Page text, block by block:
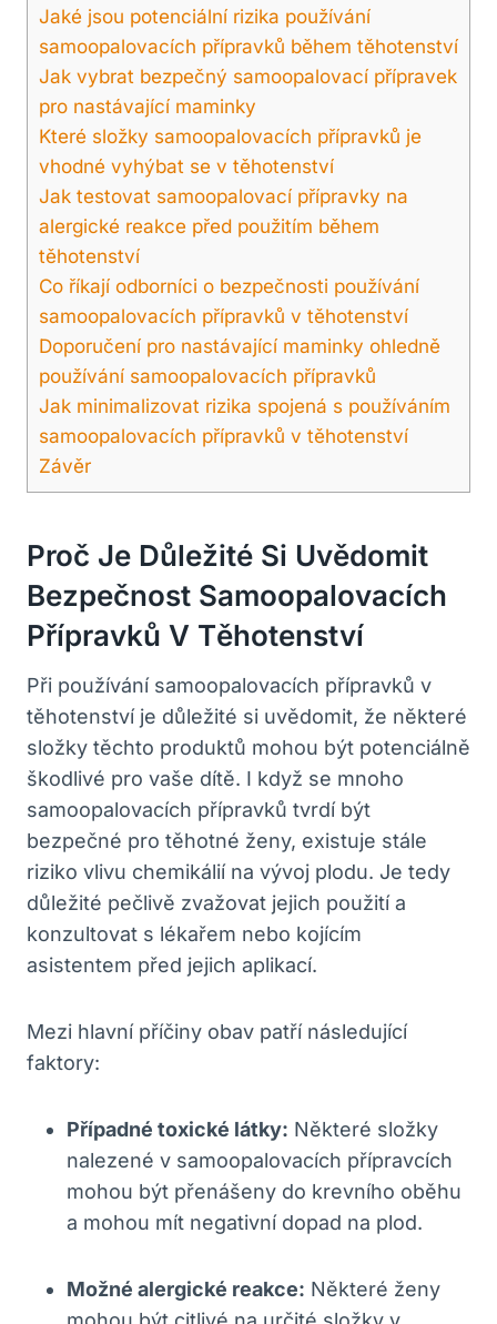
Jaké jsou potenciální rizika používání
samoopalovacích přípravků během těhotenství
Jak vybrat bezpečný samoopalovací přípravek
pro nastávající maminky
Které složky samoopalovacích přípravků je
vhodné vyhýbat se v těhotenství
Jak testovat samoopalovací přípravky na
alergické reakce před použitím během
těhotenství
Co říkají odborníci o bezpečnosti používání
samoopalovacích přípravků v těhotenství
Doporučení pro nastávající maminky ohledně
používání samoopalovacích přípravků
Jak minimalizovat rizika spojená s používáním
samoopalovacích přípravků v těhotenství
Závěr
Proč Je Důležité Si Uvědomit
Bezpečnost Samoopalovacích
Přípravků V Těhotenství
Při používání samoopalovacích přípravků v
těhotenství je důležité si uvědomit, že některé
složky těchto produktů mohou být potenciálně
škodlivé pro vaše dítě. I když se mnoho
samoopalovacích přípravků tvrdí být
bezpečné pro těhotné ženy, existuje stále
riziko vlivu chemikálií na vývoj plodu. Je tedy
důležité pečlivě zvažovat jejich použití a
konzultovat s lékařem nebo kojícím
asistentem před jejich aplikací.
Mezi hlavní příčiny obav patří následující
faktory:
Případné toxické látky: Některé složky
nalezené v samoopalovacích přípravcích
mohou být přenášeny do krevního oběhu
a mohou mít negativní dopad na plod.
Možné alergické reakce: Některé ženy